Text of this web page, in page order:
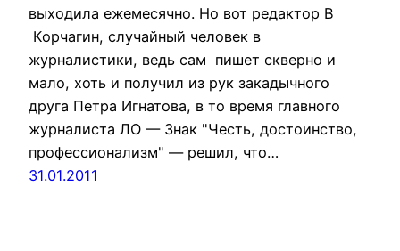
выходила ежемесячно. Но вот редактор В
Корчагин, случайный человек в
журналистики, ведь сам пишет скверно и
мало, хоть и получил из рук закадычного
друга Петра Игнатова, в то время главного
журналиста ЛО — Знак "Честь, достоинство,
профессионализм" — решил, что…
31.01.2011